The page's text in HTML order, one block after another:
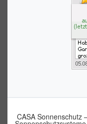
CASA Sonnenschutz